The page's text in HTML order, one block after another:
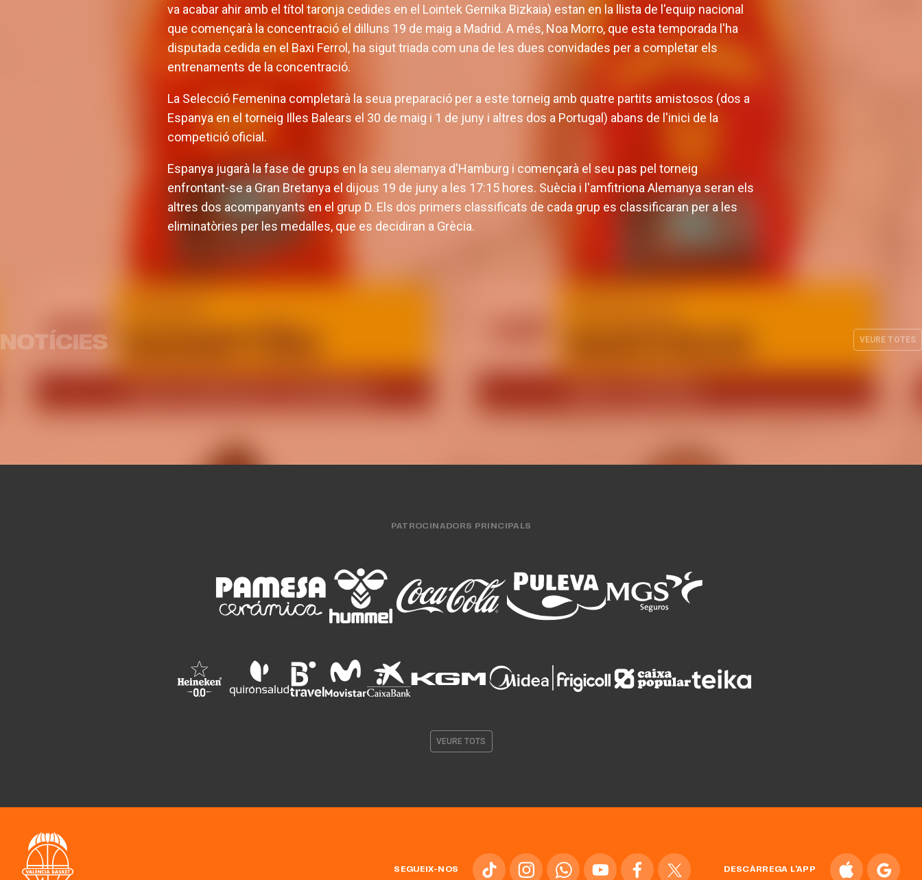
va acabar ahir amb el títol taronja cedides en el Lointek Gernika Bizkaia) estan en la llista de l'equip nacional
que començarà la concentració el dilluns 19 de maig a Madrid. A més, Noa Morro, que esta temporada l'ha
disputada cedida en el Baxi Ferrol, ha sigut triada com una de les dues convidades per a completar els
entrenaments de la concentració.
La Selecció Femenina completarà la seua preparació per a este torneig amb quatre partits amistosos (dos a
Espanya en el torneig Illes Balears el 30 de maig i 1 de juny i altres dos a Portugal) abans de l'inici de la
competició oficial.
Espanya jugarà la fase de grups en la seu alemanya d'Hamburg i començarà el seu pas pel torneig
enfrontant-se a Gran Bretanya el dijous 19 de juny a les 17:15 hores. Suècia i l'amfitriona Alemanya seran els
altres dos acompanyants en el grup D. Els dos primers classificats de cada grup es classificaran per a les
eliminatòries per les medalles, que es decidiran a Grècia.
NOTÍCIES VEURE TOTES
davant Fenerbahce Opet
PATROCINADORS PRINCIPALS
VEURE TOTS
SEGUEIX-NOS DESCÀRREGA L'APP